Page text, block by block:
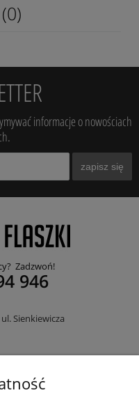
informacje o nowościach
zapisz się
Zadzwoń!
946
Sienkiewicza